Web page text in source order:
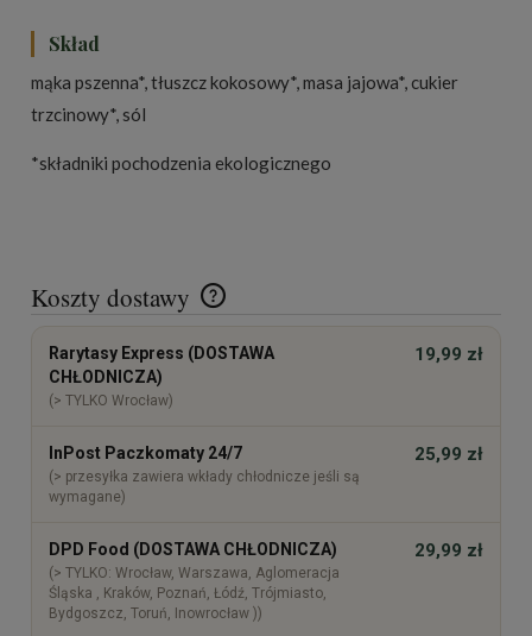
Skład
mąka pszenna*, tłuszcz kokosowy*,masa jajowa*, cukier
trzcinowy*, sól
*składniki pochodzenia ekologicznego
Koszty dostawy
Cena nie zawiera ewentualnych kosztów płatności
Rarytasy Express (DOSTAWA
CHŁODNICZA)
(> TYLKO Wrocław)
19,99 zł
InPost Paczkomaty 24/7
(> przesyłka zawiera wkłady chłodnicze jeśli są
wymagane)
25,99 zł
DPD Food (DOSTAWA CHŁODNICZA)
(> TYLKO: Wrocław, Warszawa, Aglomeracja
Śląska , Kraków, Poznań, Łódź, Trójmiasto,
Bydgoszcz, Toruń, Inowrocław ))
29,99 zł